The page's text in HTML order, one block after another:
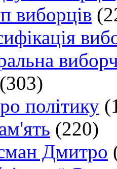
виборців
(303)
політику
(220)
Дмитро